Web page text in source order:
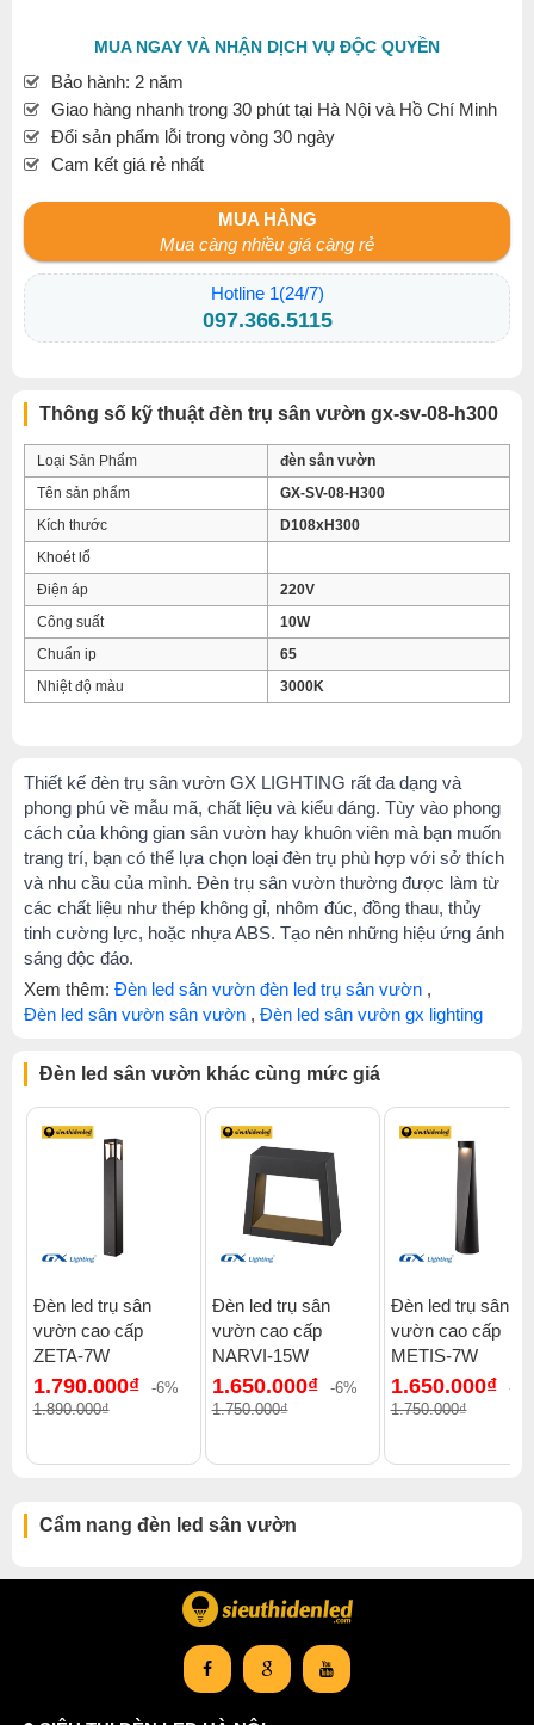
MUA NGAY VÀ NHẬN DỊCH VỤ ĐỘC QUYỀN
Bảo hành: 2 năm
Giao hàng nhanh trong 30 phút tại Hà Nội và Hồ Chí Minh
Đổi sản phẩm lỗi trong vòng 30 ngày
Cam kết giá rẻ nhất
MUA HÀNG
Mua càng nhiều giá càng rẻ
Hotline 1(24/7)
097.366.5115
Thông số kỹ thuật đèn trụ sân vườn gx-sv-08-h300
Loại Sản Phẩm
đèn sân vườn
Tên sản phẩm
GX-SV-08-H300
Kích thước
D108xH300
Khoét lổ
Điện áp
220V
Công suất
10W
Chuẩn ip
65
Nhiệt độ màu
3000K
Thiết kế đèn trụ sân vườn GX LIGHTING rất đa dạng và
phong phú về mẫu mã, chất liệu và kiểu dáng. Tùy vào phong
cách của không gian sân vườn hay khuôn viên mà bạn muốn
trang trí, bạn có thể lựa chọn loại đèn trụ phù hợp với sở thích
và nhu cầu của mình. Đèn trụ sân vườn thường được làm từ
các chất liệu như thép không gỉ, nhôm đúc, đồng thau, thủy
tinh cường lực, hoặc nhựa ABS. Tạo nên những hiệu ứng ánh
sáng độc đáo.
Xem thêm: Đèn led sân vườn đèn led trụ sân vườn ,
Đèn led sân vườn sân vườn , Đèn led sân vườn gx lighting
Đèn led sân vườn khác cùng mức giá
Đèn led trụ sân
vườn cao cấp
ZETA-7W
1.790.000₫
-6%
1.890.000₫
Đèn led trụ sân
vườn cao cấp
NARVI-15W
1.650.000₫
-6%
1.750.000₫
Đèn led trụ sân
vườn cao cấp
METIS-7W
1.650.000₫
-
1.750.000₫
Cẩm nang đèn led sân vườn